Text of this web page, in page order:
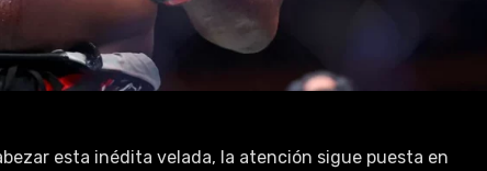
esta inédita velada, la atención sigue puesta en